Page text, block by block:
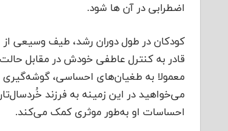
اضطرابی در آن ها شود.
کودکان در طول دوران رشد، طیف وسیعی
قادر به کنترل عاطفی خودش در مقابل
معمولا به طغیان‌های احساسی، گوشه‌گیری
می‌خواهید در این زمینه به فرزند
احساسات او به‌طور موثری کمک می‌کند.